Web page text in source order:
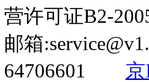
营许可证B2-
邮箱
64706601